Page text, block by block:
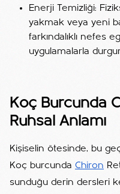
Enerji Temizliği:
yakmak veya yeni
farkındalıklı nefes
uygulamalarla
Koç Burcunda
Ruhsal Anlamı
Kişiselin ötesinde, bu
Koç burcunda Chiron
sunduğu derin dersleri